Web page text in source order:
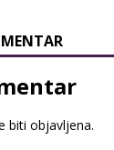
biti objavljena.